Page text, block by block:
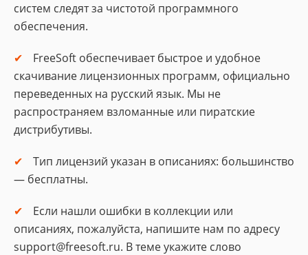
систем следят за чистотой программного
обеспечения.
FreeSoft обеспечивает быстрое и удобное
скачивание лицензионных программ, официально
переведенных на русский язык. Мы не
распространяем взломанные или пиратские
дистрибутивы.
Тип лицензий указан в описаниях: большинство
— бесплатны.
Если нашли ошибки в коллекции или
описаниях, пожалуйста, напишите нам по адресу
support@freesoft.ru. В теме укажите слово